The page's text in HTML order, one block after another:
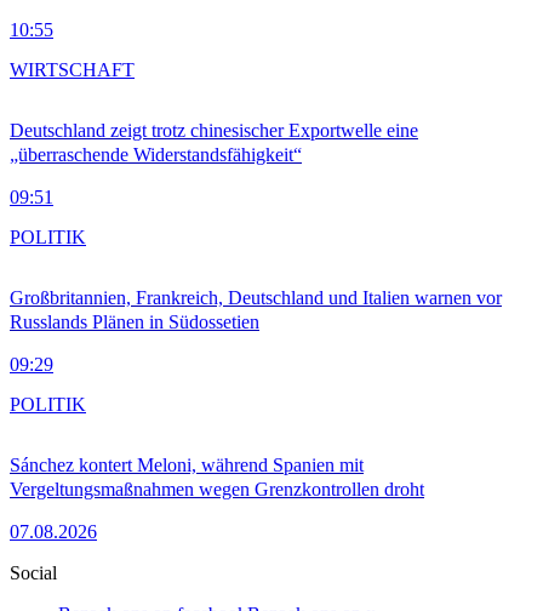
10:55
Deutschland zeigt trotz chinesischer Exportwelle eine
„überraschende Widerstandsfähigkeit“
09:51
WIRTSCHAFT
Großbritannien, Frankreich, Deutschland und Italien warnen vor
Russlands Plänen in Südossetien
09:29
POLITIK
Sánchez kontert Meloni, während Spanien mit
Vergeltungsmaßnahmen wegen Grenzkontrollen droht
07.08.2026
POLITIK
Social